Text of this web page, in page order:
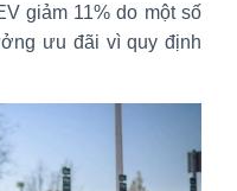
giảm 11% do một số
ưu đãi vì quy định